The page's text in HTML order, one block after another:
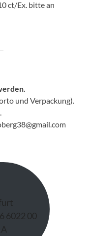
ct/Ex. bitte an
und Verpackung).
6022 00